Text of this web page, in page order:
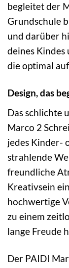
begleitet der
Grundschule
und darüber
deines Kindes
die optimal
Design, das
Das schlichte
Marco 2
jedes Kinder-
strahlende
freundliche
Kreativsein
hochwertige
zu einem
lange Freude
Der PAIDI